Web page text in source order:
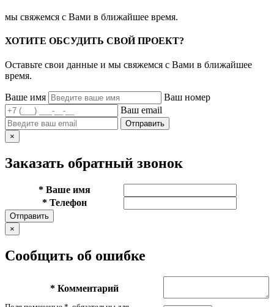
мы свяжемся с Вами в ближайшее время.
ХОТИТЕ ОБСУДИТЬ СВОЙ ПРОЕКТ?
Оставьте свои данные и мы свяжемся с Вами в ближайшее
время.
Ваше имя
Ваш номер
Ваш email
Отправить
×
Заказать обратный звонок
* Ваше имя
* Телефон
Отправить
×
Сообщить об ошибке
* Комментарий